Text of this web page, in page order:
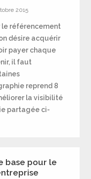
2015
le référencement
désire acquérir
payer chaque
il faut
reprend 8
la visibilité
partagée ci-
base pour le